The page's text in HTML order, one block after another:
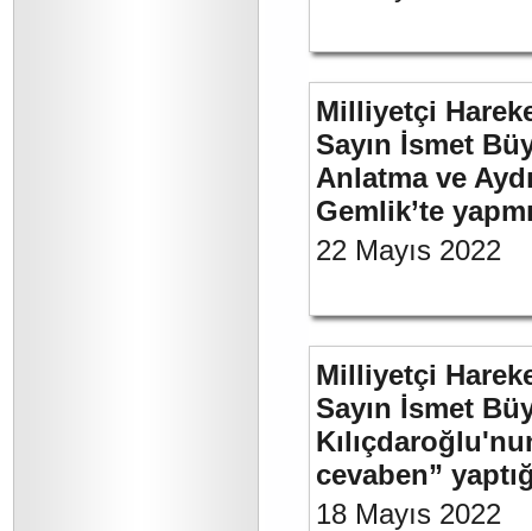
Milliyetçi
Sayın İsmet
Anlatma ve
Gemlik’te
22 Mayıs 2022
Milliyetçi
Sayın İsmet
cevaben”
18 Mayıs 2022